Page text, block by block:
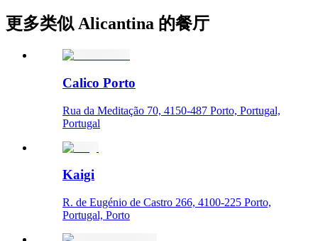
更多类似 Alicantina 的餐厅
Calico Porto
Rua da Meditação 70, 4150-487 Porto, Portugal,
Portugal
Kaigi
R. de Eugénio de Castro 266, 4100-225 Porto,
Portugal, Porto